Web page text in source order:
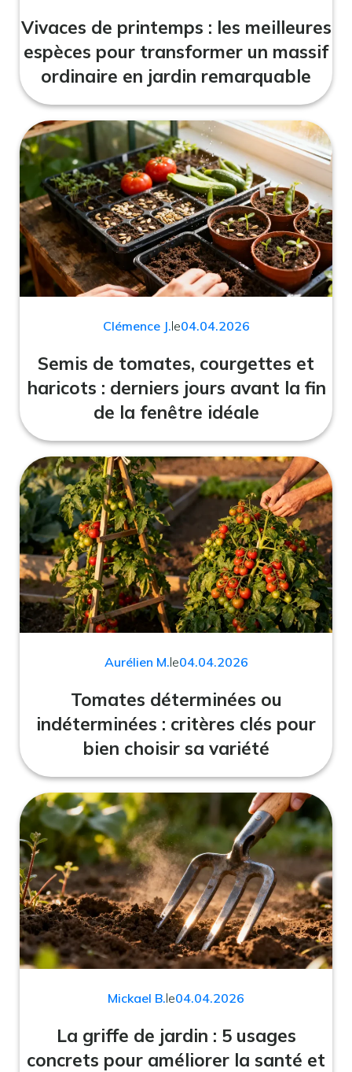
Vivaces de printemps : les meilleures
espèces pour transformer un massif
ordinaire en jardin remarquable
Clémence J.le04.04.2026
Semis de tomates, courgettes et
haricots : derniers jours avant la fin
de la fenêtre idéale
Aurélien M.le04.04.2026
Tomates déterminées ou
indéterminées : critères clés pour
bien choisir sa variété
Mickael B.le04.04.2026
La griffe de jardin : 5 usages
concrets pour améliorer la santé et